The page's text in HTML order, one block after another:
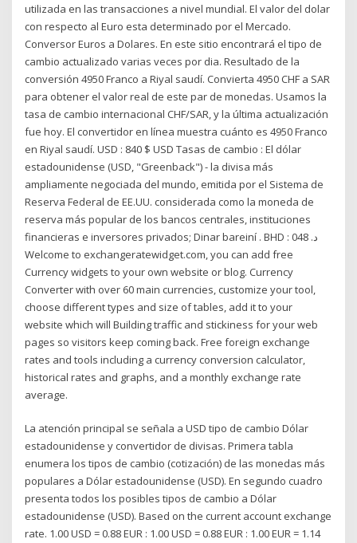
utilizada en las transacciones a nivel mundial. El valor del dolar
con respecto al Euro esta determinado por el Mercado.
Conversor Euros a Dolares. En este sitio encontrará el tipo de
cambio actualizado varias veces por dia. Resultado de la
conversión 4950 Franco a Riyal saudí. Convierta 4950 CHF a SAR
para obtener el valor real de este par de monedas. Usamos la
tasa de cambio internacional CHF/SAR, y la última actualización
fue hoy. El convertidor en línea muestra cuánto es 4950 Franco
en Riyal saudí. USD : 840 $ USD Tasas de cambio : El dólar
estadounidense (USD, "Greenback") - la divisa más
ampliamente negociada del mundo, emitida por el Sistema de
Reserva Federal de EE.UU. considerada como la moneda de
reserva más popular de los bancos centrales, instituciones
financieras e inversores privados; Dinar bareiní . BHD : 048 .د
Welcome to exchangeratewidget.com, you can add free
Currency widgets to your own website or blog. Currency
Converter with over 60 main currencies, customize your tool,
choose different types and size of tables, add it to your
website which will Building traffic and stickiness for your web
pages so visitors keep coming back. Free foreign exchange
rates and tools including a currency conversion calculator,
historical rates and graphs, and a monthly exchange rate
average.
La atención principal se señala a USD tipo de cambio Dólar
estadounidense y convertidor de divisas. Primera tabla
enumera los tipos de cambio (cotización) de las monedas más
populares a Dólar estadounidense (USD). En segundo cuadro
presenta todos los posibles tipos de cambio a Dólar
estadounidense (USD). Based on the current account exchange
rate. 1.00 USD = 0.88 EUR : 1.00 USD = 0.88 EUR : 1.00 EUR = 1.14